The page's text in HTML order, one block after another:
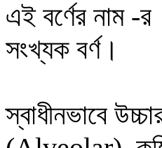
এই বর্ণের নাম -র
সংখ্যক বর্ণ।
স্বাধীনভাবে